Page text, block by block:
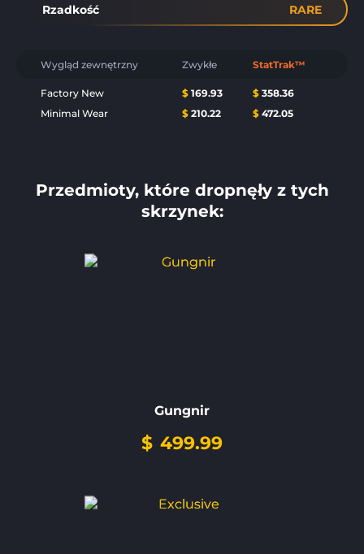
Rzadkość RARE
Wygląd zewnętrzny Zwykłe StatTrak™
Factory New $ 169.93 $ 358.36
Minimal Wear
$ 210.22 $ 472.05
Przedmioty, które dropnęły z tych
skrzynek:
Gungnir
$ 499.99